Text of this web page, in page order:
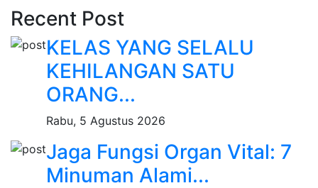
Recent Post
KELAS YANG SELALU
KEHILANGAN SATU
ORANG...
Rabu, 5 Agustus 2026
Jaga Fungsi Organ Vital: 7
Minuman Alami...